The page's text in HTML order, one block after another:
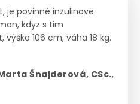
je povinné inzulinove
kdyz s tim
106 cm, váha 18 kg.
Šnajderová, CSc.,